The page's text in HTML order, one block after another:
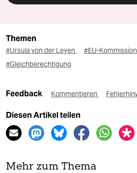
Themen
#Ursula von der Leyen #EU-Kommission
#Gleichberechtigung
Feedback Kommentieren
Diesen Artikel teilen
Mehr zum Thema